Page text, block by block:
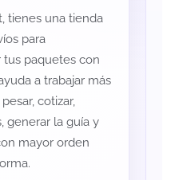
tienes una tienda
para
paquetes con
a trabajar más
cotizar,
generar la guía y
mayor orden